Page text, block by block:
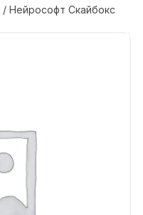
/ Нейрософт Скайбокс